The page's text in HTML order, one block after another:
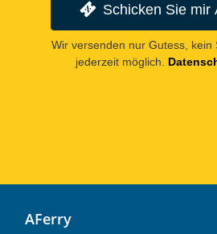
Schicken Sie mir
Wir versenden nur Gutess, kein
jederzeit möglich.
AFerry